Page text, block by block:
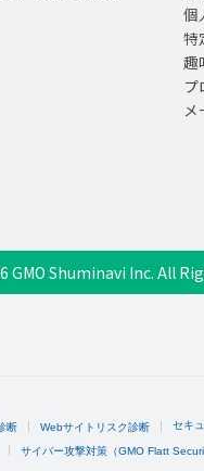
個
特
趣
プ
GMO Shuminavi Inc. All